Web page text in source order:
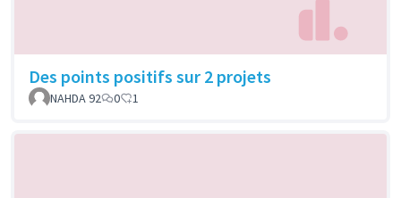
Des points positifs sur 2 projets
NAHDA 92 0 1